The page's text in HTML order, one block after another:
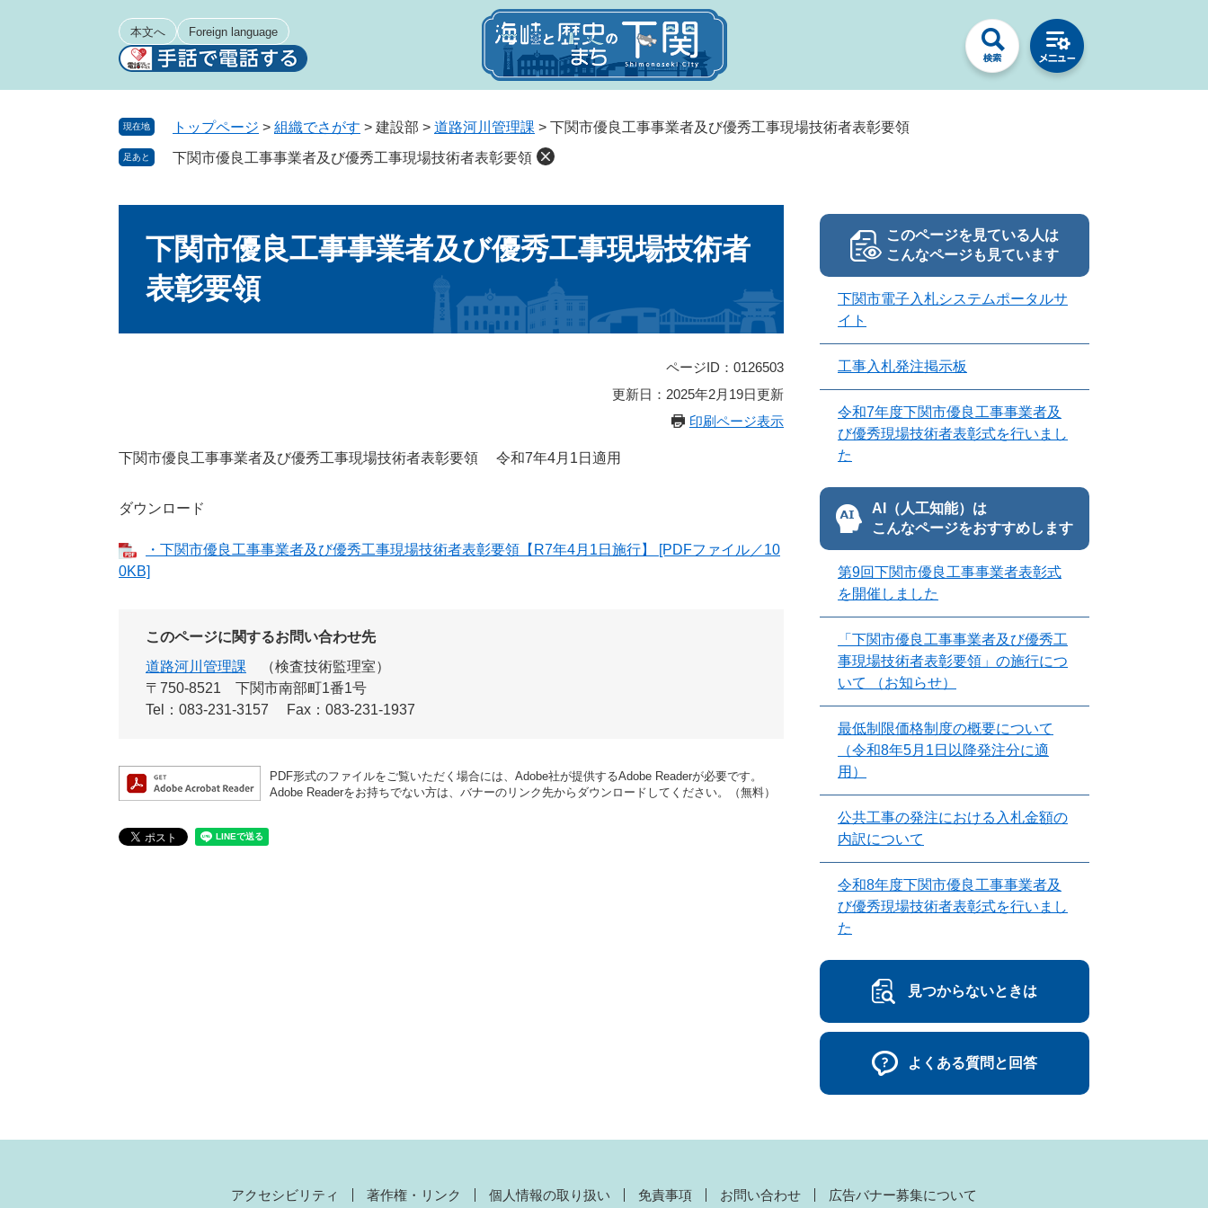
本文へ Foreign language
現在地 トップページ > 組織でさがす > 建設部 > 道路河川管理課 > 下関市優良工事事業者及び優秀工事現場技術者表彰要領
足あと 下関市優良工事事業者及び優秀工事現場技術者表彰要領
下関市優良工事事業者及び優秀工事現場技術者
表彰要領
ページID：0126503
更新日：2025年2月19日更新
印刷ページ表示
下関市優良工事事業者及び優秀工事現場技術者表彰要領 令和7年4月1日適用
ダウンロード
・下関市優良工事事業者及び優秀工事現場技術者表彰要領【R7年4月1日施行】 [PDFファイル／10
0KB]
このページに関するお問い合わせ先
道路河川管理課
検査技術監理室
〒750-8521
下関市南部町1番1号
Tel：083-231-3157
Fax：083-231-1937
PDF形式のファイルをご覧いただく場合には、Adobe社が提供するAdobe Readerが必要です。
Adobe Readerをお持ちでない方は、バナーのリンク先からダウンロードしてください。（無料）
このページを見ている人は
こんなページも見ています
下関市電子入札システムポータルサ
イト
工事入札発注掲示板
令和7年度下関市優良工事事業者及
び優秀現場技術者表彰式を行いまし
た
AI（人工知能）は
こんなページをおすすめします
第9回下関市優良工事事業者表彰式
を開催しました
「下関市優良工事事業者及び優秀工
事現場技術者表彰要領」の施行につ
いて （お知らせ）
最低制限価格制度の概要について
（令和8年5月1日以降発注分に適
用）
公共工事の発注における入札金額の
内訳について
令和8年度下関市優良工事事業者及
び優秀現場技術者表彰式を行いまし
た
見つからないときは
よくある質問と回答
アクセシビリティ 著作権・リンク 個人情報の取り扱い 免責事項 お問い合わせ 広告バナー募集について